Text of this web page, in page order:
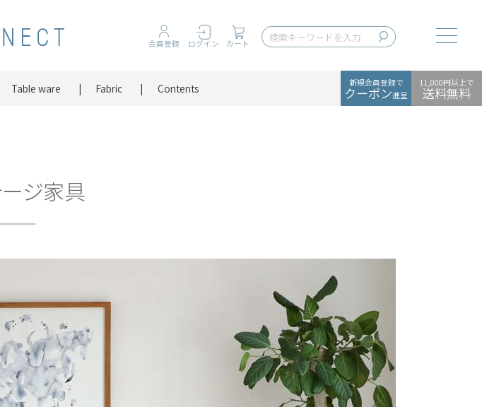
会員登録 ログイン カート
Table ware Fabric Contents 新規会員登録で
クーポン進呈
11,000円以上で
送料無料
ージ家具